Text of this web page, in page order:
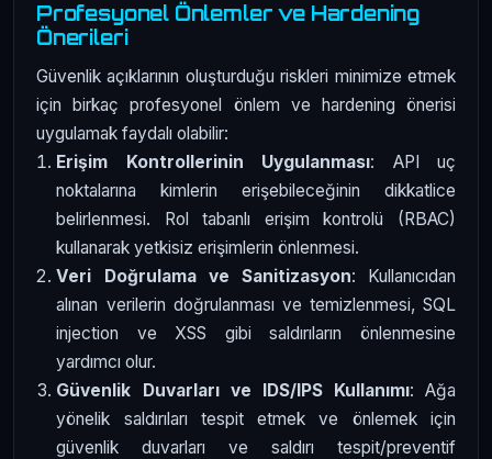
Profesyonel Önlemler ve Hardening
Önerileri
Güvenlik açıklarının oluşturduğu riskleri minimize etmek
için birkaç profesyonel önlem ve hardening önerisi
uygulamak faydalı olabilir:
Erişim Kontrollerinin Uygulanması: API uç
noktalarına kimlerin erişebileceğinin dikkatlice
belirlenmesi. Rol tabanlı erişim kontrolü (RBAC)
kullanarak yetkisiz erişimlerin önlenmesi.
Veri Doğrulama ve Sanitizasyon: Kullanıcıdan
alınan verilerin doğrulanması ve temizlenmesi, SQL
injection ve XSS gibi saldırıların önlenmesine
yardımcı olur.
Güvenlik Duvarları ve IDS/IPS Kullanımı: Ağa
yönelik saldırıları tespit etmek ve önlemek için
güvenlik duvarları ve saldırı tespit/preventif